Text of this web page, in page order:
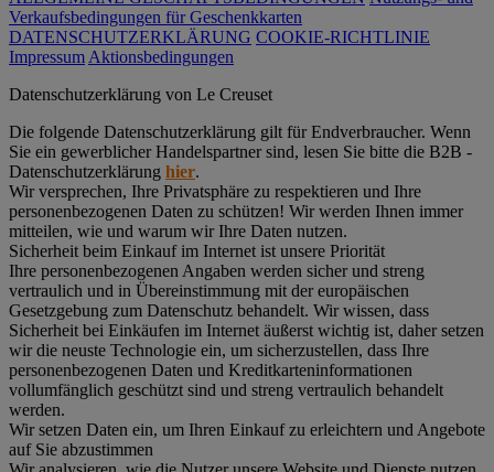
Verkaufsbedingungen für Geschenkkarten
DATENSCHUTZERKLÄRUNG COOKIE-RICHTLINIE
Impressum Aktionsbedingungen
Datenschutz­erklärung von Le Creuset
Die folgende Datenschutzerklärung gilt für Endverbraucher. Wenn
Sie ein gewerblicher Handelspartner sind, lesen Sie bitte die B2B -
Datenschutzerklärung hier.
Wir versprechen, Ihre Privatsphäre zu respektieren und Ihre
personenbezogenen Daten zu schützen! Wir werden Ihnen immer
mitteilen, wie und warum wir Ihre Daten nutzen.
Sicherheit beim Einkauf im Internet ist unsere Priorität
Ihre personenbezogenen Angaben werden sicher und streng
vertraulich und in Übereinstimmung mit der europäischen
Gesetzgebung zum Datenschutz behandelt. Wir wissen, dass
Sicherheit bei Einkäufen im Internet äußerst wichtig ist, daher setzen
wir die neuste Technologie ein, um sicherzustellen, dass Ihre
personenbezogenen Daten und Kreditkarteninformationen
vollumfänglich geschützt sind und streng vertraulich behandelt
werden.
Wir setzen Daten ein, um Ihren Einkauf zu erleichtern und Angebote
auf Sie abzustimmen